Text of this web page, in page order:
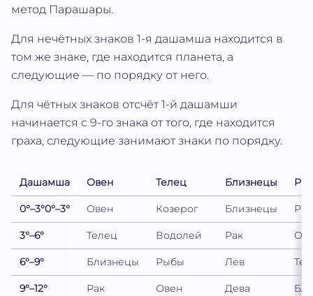
метод Парашары.
Для нечётных знаков 1-я дашамша находится в
том же знаке, где находится планета, а
следующие — по порядку от него.
Для чётных знаков отсчёт 1-й дашамши
начинается с 9-го знака от того, где находится
граха, следующие занимают знаки по порядку.
Дашамша Овен Телец Близнецы Рак
0°–3°0°–3° Овен Козерог Близнецы
3°–6° Телец Водолей Рак
6°–9° Близнецы Рыбы Лев
9°–12° Рак Овен Дева